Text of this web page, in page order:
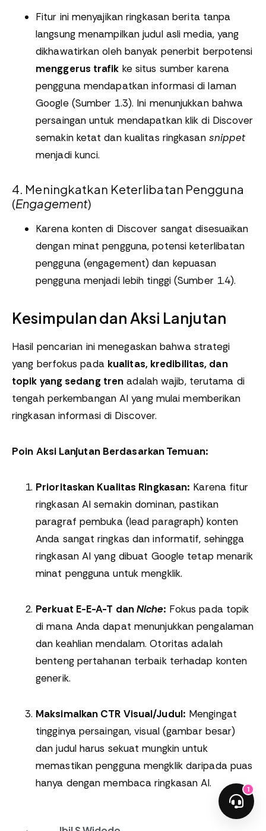
Fitur ini menyajikan ringkasan berita tanpa
langsung menampilkan judul asli media, yang
dikhawatirkan oleh banyak penerbit berpotensi
menggerus trafik ke situs sumber karena
pengguna mendapatkan informasi di laman
Google (Sumber 1.3). Ini menunjukkan bahwa
persaingan untuk mendapatkan klik di Discover
semakin ketat dan kualitas ringkasan snippet
menjadi kunci.
4. Meningkatkan Keterlibatan Pengguna
(Engagement)
Karena konten di Discover sangat disesuaikan
dengan minat pengguna, potensi keterlibatan
pengguna (engagement) dan kepuasan
pengguna menjadi lebih tinggi (Sumber 1.4).
Kesimpulan dan Aksi Lanjutan
Hasil pencarian ini menegaskan bahwa strategi
yang berfokus pada kualitas, kredibilitas, dan
topik yang sedang tren adalah wajib, terutama di
tengah perkembangan AI yang mulai memberikan
ringkasan informasi di Discover.
Poin Aksi Lanjutan Berdasarkan Temuan:
Prioritaskan Kualitas Ringkasan: Karena fitur
ringkasan AI semakin dominan, pastikan
paragraf pembuka (lead paragraph) konten
Anda sangat ringkas dan informatif, sehingga
ringkasan AI yang dibuat Google tetap menarik
minat pengguna untuk mengklik.
Perkuat E-E-A-T danNiche: Fokus pada topik
di mana Anda dapat menunjukkan pengalaman
dan keahlian mendalam. Otoritas adalah
benteng pertahanan terbaik terhadap konten
generik.
Maksimalkan CTR Visual/Judul: Mengingat
tingginya persaingan, visual (gambar besar)
dan judul harus sekuat mungkin untuk
memastikan pengguna mengklik daripada puas
hanya dengan membaca ringkasan AI.
1